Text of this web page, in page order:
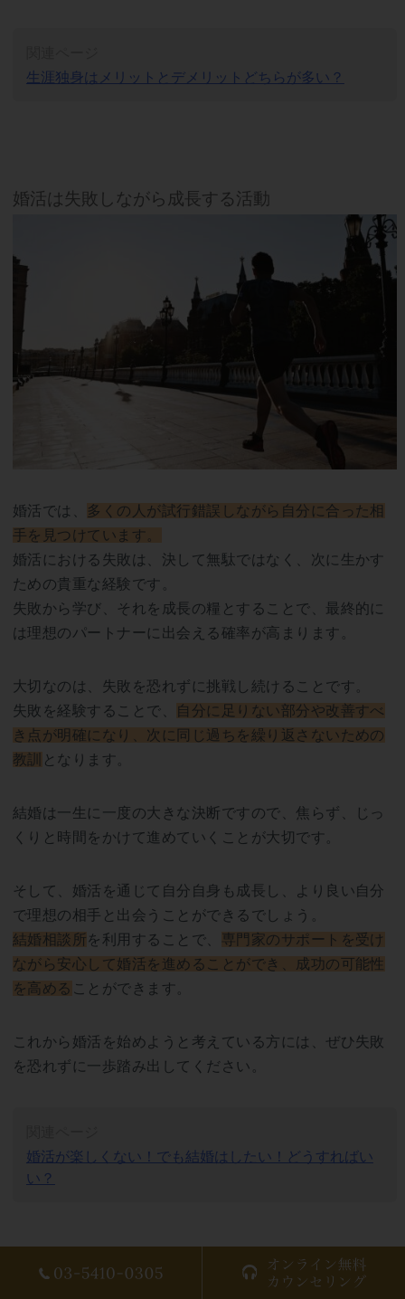
生涯独身はメリットとデメリットどちらが多い？
婚活は失敗しながら成長する活動
婚活では、 多くの人が試行錯誤しながら自分に合った相
手を見つけています。
婚活における失敗は、決して無駄ではなく、次に生かす
ための貴重な経験です。
失敗から学び、それを成長の糧とすることで、最終的に
は理想のパートナーに出会える確率が高まります。
大切なのは、失敗を恐れずに挑戦し続けることです。
失敗を経験することで、
自分に足りない部分や改善すべ
き点が明確になり、次に同じ過ちを繰り返さないための
教訓
となります。
結婚は一生に一度の大きな決断ですので、焦らず、じっ
くりと時間をかけて進めていくことが大切です。
そして、婚活を通じて自分自身も成長し、より良い自分
で理想の相手と出会うことができるでしょう。
結婚相談所を利用することで、 専門家のサポートを受け
ながら安心して婚活を進めることができ、成功の可能性
を高める ことができます。
これから婚活を始めようと考えている方には、ぜひ失敗
を恐れずに一歩踏み出してください。
婚活が楽しくない！でも結婚はしたい！どうすればい
い？